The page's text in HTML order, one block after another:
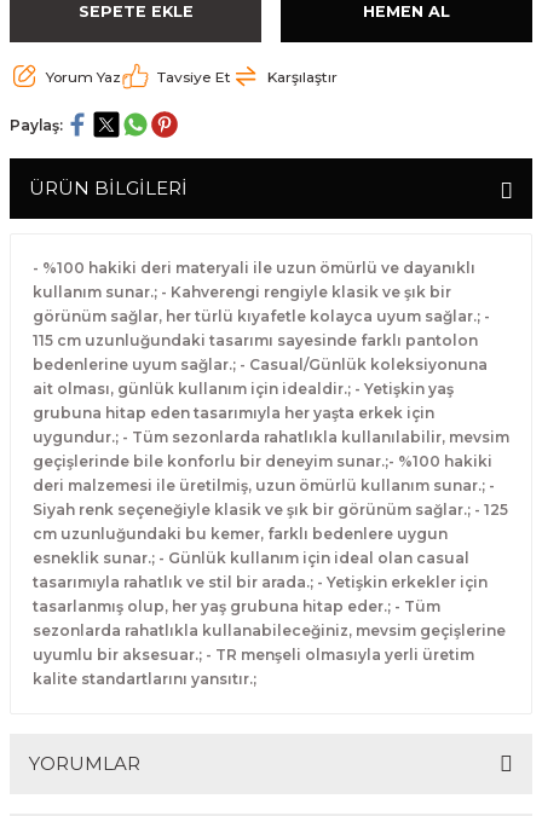
SEPETE EKLE HEMEN AL
Yorum Yaz Tavsiye Et Karşılaştır
Paylaş:
ÜRÜN BİLGİLERİ
- %100 hakiki deri materyali ile uzun ömürlü ve dayanıklı
kullanım sunar.; - Kahverengi rengiyle klasik ve şık bir
görünüm sağlar, her türlü kıyafetle kolayca uyum sağlar.; -
115 cm uzunluğundaki tasarımı sayesinde farklı pantolon
bedenlerine uyum sağlar.; - Casual/Günlük koleksiyonuna
ait olması, günlük kullanım için idealdir.; - Yetişkin yaş
grubuna hitap eden tasarımıyla her yaşta erkek için
uygundur.; - Tüm sezonlarda rahatlıkla kullanılabilir, mevsim
geçişlerinde bile konforlu bir deneyim sunar.;- %100 hakiki
deri malzemesi ile üretilmiş, uzun ömürlü kullanım sunar.; -
Siyah renk seçeneğiyle klasik ve şık bir görünüm sağlar.; - 125
cm uzunluğundaki bu kemer, farklı bedenlere uygun
esneklik sunar.; - Günlük kullanım için ideal olan casual
tasarımıyla rahatlık ve stil bir arada.; - Yetişkin erkekler için
tasarlanmış olup, her yaş grubuna hitap eder.; - Tüm
sezonlarda rahatlıkla kullanabileceğiniz, mevsim geçişlerine
uyumlu bir aksesuar.; - TR menşeli olmasıyla yerli üretim
kalite standartlarını yansıtır.;
YORUMLAR